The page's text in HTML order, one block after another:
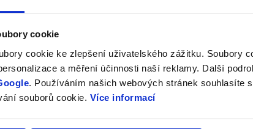
cookie
cookie ke zlepšení uživatelského zážitku. Soubory
a měření účinnosti naší reklamy. Další
. Používáním našich webových stránek souhlasíte
souborů cookie. Více informací